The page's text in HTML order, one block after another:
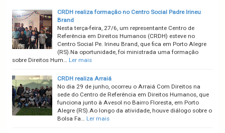
CRDH realiza formação no Centro Social Padre Irineu
Brand
Nesta terça-feira, 27/6, um representante Centro de
Referência em Direitos Humanos (CRDH) esteve no
Centro Social Pe. Irineu Brand, que fica em Porto Alegre
(RS).Na oportunidade, foi ministrada uma formação
sobre Direitos Hum… Ler mais
CRDH realiza Arraiá
No dia 29 de junho, ocorreu o Arraiá Com Direitos na
sede do Centro de Referência em Direitos Humanos, que
funciona junto à Avesol no Bairro Floresta, em Porto
Alegre (RS).Ao longo da atividade, houve diálogo sobre o
Bolsa Fa… Ler mais